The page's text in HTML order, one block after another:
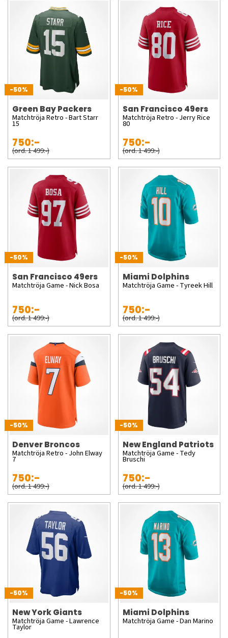
-50%
Green Bay Packers
Matchtröja Retro - Bart Starr
15
750:-
(ord. 1 499:-)
-50%
San Francisco 49ers
Matchtröja Retro - Jerry Rice
80
750:-
(ord. 1 499:-)
-50%
San Francisco 49ers
Matchtröja Game - Nick Bosa
750:-
(ord. 1 499:-)
-50%
Miami Dolphins
Matchtröja Game - Tyreek Hill
750:-
(ord. 1 499:-)
-50%
Denver Broncos
Matchtröja Retro - John Elway
7
750:-
(ord. 1 499:-)
-50%
New England Patriots
Matchtröja Game - Tedy
Bruschi
750:-
(ord. 1 499:-)
-50%
New York Giants
Matchtröja Game - Lawrence
Taylor
-50%
Miami Dolphins
Matchtröja Game - Dan Marino